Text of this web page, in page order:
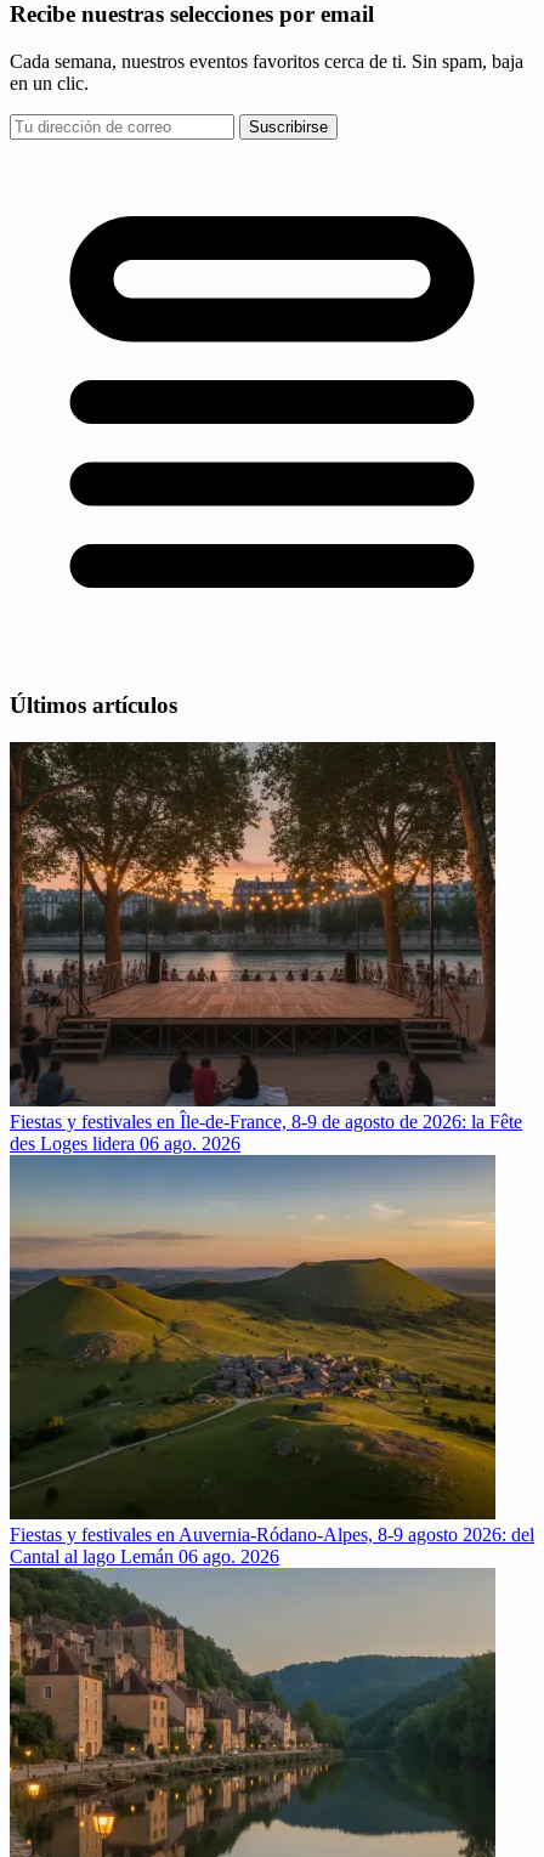
Recibe nuestras selecciones por email
Cada semana, nuestros eventos favoritos cerca de ti. Sin spam, baja
en un clic.
Suscribirse
Últimos artículos
Fiestas y festivales en Île-de-France, 8-9 de agosto de 2026: la Fête
des Loges lidera 06 ago. 2026
Fiestas y festivales en Auvernia-Ródano-Alpes, 8-9 agosto 2026: del
Cantal al lago Lemán 06 ago. 2026